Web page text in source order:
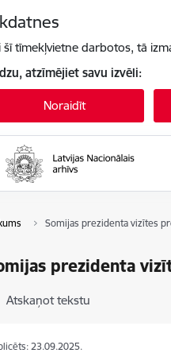
šī tīmekļvietne darbotos, tā
atzīmējiet savu izvēli:
Noraidīt
Somijas prezidenta vizītes
prezidenta
Atskaņot tekstu
23.09.2025.